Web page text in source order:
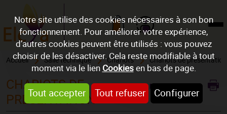
Notre site utilise des cookies nécessaires à son bon
fonctionnement. Pour améliorer votre expérience,
d’autres cookies peuvent être utilisés : vous pouvez
choisir de les désactiver. Cela reste modifiable à tout
moment via le lien Cookiesen bas de page.
Tout accepter Tout refuser Configurer
Mon compte
Accueil Salle technique Chariots Chariots de présentation
REF : CHARPINC
CHARIOTS DE
PRÉSENTATION